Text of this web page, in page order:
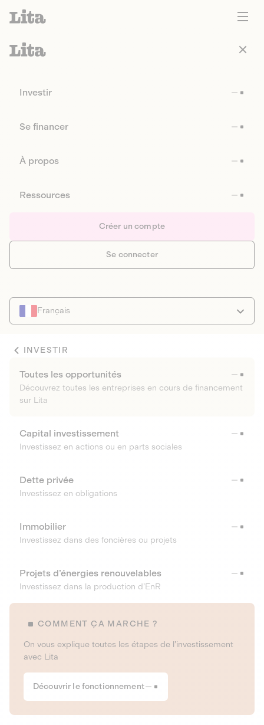
Investir
Se financer
À propos
Ressources
Créer un compte
Se connecter
Français
INVESTIR
Toutes les opportunités
Découvrez toutes les entreprises en cours de financement
sur Lita
Capital investissement
Investissez en actions ou en parts sociales
Dette privée
Investissez en obligations
Immobilier
Investissez dans des foncières ou projets
Projets d’énergies renouvelables
Investissez dans la production d’EnR
COMMENT ÇA MARCHE ?
On vous explique toutes les étapes de l’investissement
avec Lita
Découvrir le fonctionnement